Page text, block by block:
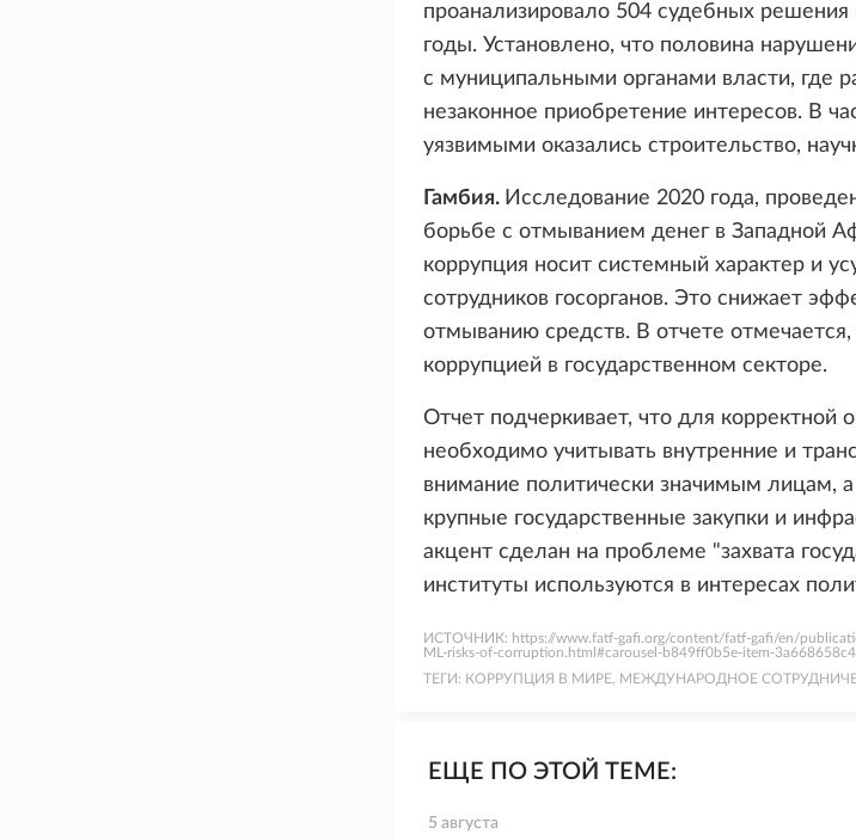
проанализировало 504 судебных
годы. Установлено, что половина
с муниципальными органами власти, где
незаконное приобретение интересов. В
уязвимыми оказались строительство,
Гамбия. Исследование 2020 года,
борьбе с отмыванием денег в Западной
коррупция носит системный характер и
сотрудников госорганов. Это снижает
отмыванию средств. В отчете отмечается,
коррупцией в государственном секторе.
Отчет подчеркивает, что для корректной
необходимо учитывать внутренние и
внимание политически значимым лицам,
крупные государственные закупки и
акцент сделан на проблеме "захвата
институты используются в интересах
ИСТОЧНИК: https://www.fatf-gafi.org/content/fatf-gafi/en/
ML-risks-of-corruption.html#carousel-b849ff0b5e-item-
ТЕГИ: КОРРУПЦИЯ В МИРЕ, МЕЖДУНАРОДНОЕ
ЕЩЕ ПО ЭТОЙ ТЕМЕ:
5 августа